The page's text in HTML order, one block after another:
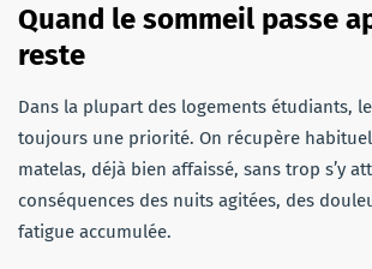
Quand le sommeil passe
reste
Dans la plupart des logements étudiants,
toujours une priorité. On récupère
matelas, déjà bien affaissé, sans trop s’y
conséquences des nuits agitées, des
fatigue accumulée.